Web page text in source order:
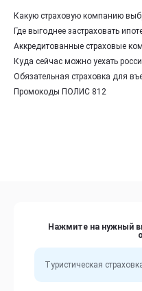
Какую страховую компанию
Где выгоднее застраховать
Аккредитованные страховые
Куда сейчас можно уехать
Обязательная страховка для
Промокоды ПОЛИС 812
Нажмите на нужный
Туристическая